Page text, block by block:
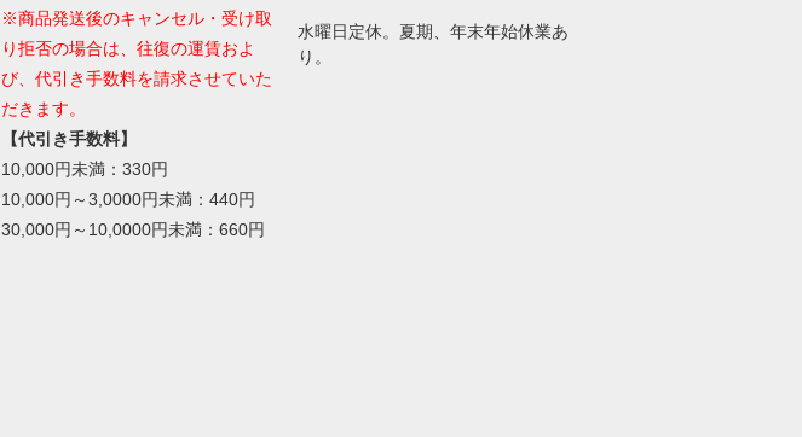
※商品発送後のキャンセル・受け取
り拒否の場合は、往復の運賃およ
び、代引き手数料を請求させていた
だきます。
【代引き手数料】
10,000円未満：330円
10,000円～3,0000円未満：440円
30,000円～10,0000円未満：660円
水曜日定休。夏期、年末年始休業あ
り。